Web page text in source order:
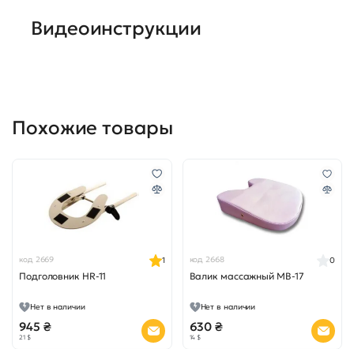
Видеоинструкции
Похожие товары
код 2669
Подголовник HR-11
1
Нет в наличии
945 ₴
21 $
код 2668
Валик массажный MB-17
0
Нет в наличии
630 ₴
14 $